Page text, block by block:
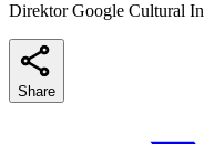
Direktor Google Cultural
Share